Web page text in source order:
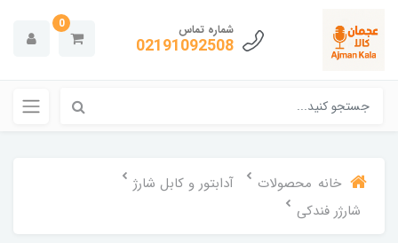
شماره تماس
02191092508
0
خانه محصولات
آدابتور و کابل شارژ
شارژر فندکی